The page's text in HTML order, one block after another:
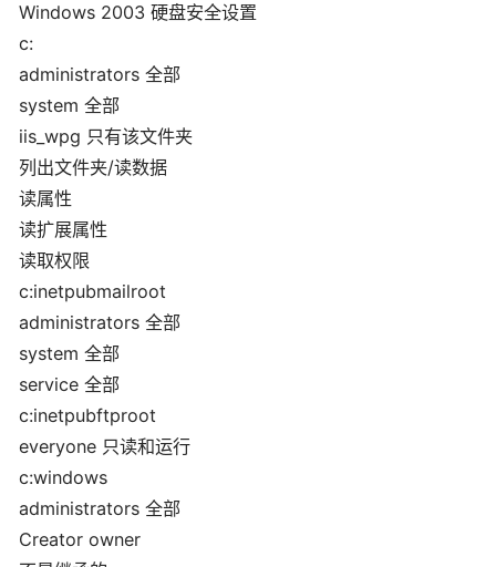
Windows 2003 硬盘安全设置
c:
administrators 全部
system 全部
iis_wpg 只有该文件夹
列出文件夹/读数据
读属性
读扩展属性
读取权限
c:inetpubmailroot
administrators 全部
system 全部
service 全部
c:inetpubftproot
everyone 只读和运行
c:windows
administrators 全部
Creator owner